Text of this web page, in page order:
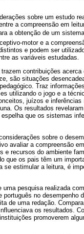
sobre um estudo
a compreensão em
a obtenção de um
motor e a
e podem ser
as variáveis estudadas.
contribuições acerca
são situações
Traz
utilizando o jogo e a
juízos e inferências
Os resultados
que os sistemas
sobre o
avaliar a compreensão
e recursos do ambiente
que os pais têm um
se estimular a leitura, é
pesquisa realizada com
no desempenho
de uma redação.
os resultados.
promoverem